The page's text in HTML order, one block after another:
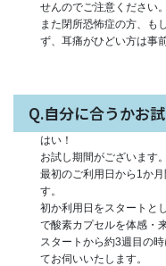
せんのでご注意ください。
また閉所恐怖症の方、も
ず、耳痛がひどい方は事
Q.自分に合うかお
はい！
お試し期間がございます。
最初のご利用日から1か
す。
初か利用日をスタートと
で酸素カプセルを体感・
スタートから約3週目の
てお伺いいたします。